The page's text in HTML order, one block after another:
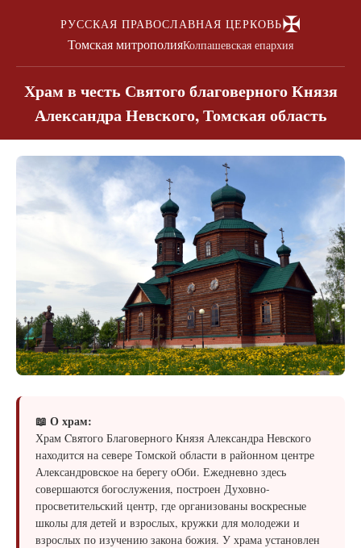
РУССКАЯ ПРАВОСЛАВНАЯ ЦЕРКОВЬ✠
Томская митрополияКолпашевская епархия
Храм в честь Святого благоверного Князя
Александра Невского, Томская область
📖 О храм:
Храм Cвятого Благоверного Князя Александра Невского
находится на севере Томской области в районном центре
Александровское на берегу оОби. Ежедневно здесь
совершаются богослужения, построен Духовно-
просветительский центр, где организованы воскресные
школы для детей и взрослых, кружки для молодежи и
взрослых по изучению закона божия. У храма установлен